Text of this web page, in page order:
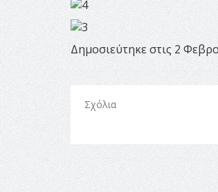
Δημοσιεύτηκε στις 2
Σχόλια